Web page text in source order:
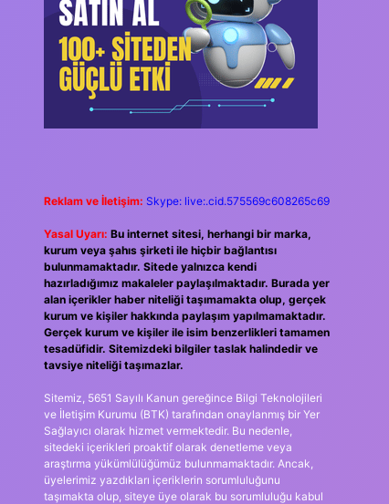
Reklam ve İletişim: Skype: live:.cid.575569c608265c69
Yasal Uyarı: Bu internet sitesi, herhangi bir marka,
kurum veya şahıs şirketi ile hiçbir bağlantısı
bulunmamaktadır. Sitede yalnızca kendi
hazırladığımız makaleler paylaşılmaktadır. Burada yer
alan içerikler haber niteliği taşımamakta olup, gerçek
kurum ve kişiler hakkında paylaşım yapılmamaktadır.
Gerçek kurum ve kişiler ile isim benzerlikleri tamamen
tesadüfidir. Sitemizdeki bilgiler taslak halindedir ve
tavsiye niteliği taşımazlar.
Sitemiz, 5651 Sayılı Kanun gereğince Bilgi Teknolojileri
ve İletişim Kurumu (BTK) tarafından onaylanmış bir Yer
Sağlayıcı olarak hizmet vermektedir. Bu nedenle,
sitedeki içerikleri proaktif olarak denetleme veya
araştırma yükümlülüğümüz bulunmamaktadır. Ancak,
üyelerimiz yazdıkları içeriklerin sorumluluğunu
taşımakta olup, siteye üye olarak bu sorumluluğu kabul